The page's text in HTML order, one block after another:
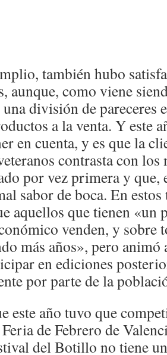
también hubo
aunque, como viene
división de pareceres
a la venta. Y este
en cuenta, y es que la
contrasta con los
por vez primera y que,
sabor de boca. En
aquellos que tienen «un
venden, y sobre
más años», pero animó
en ediciones
por parte de la
este año tuvo que
de Febrero de
del Botillo no tiene